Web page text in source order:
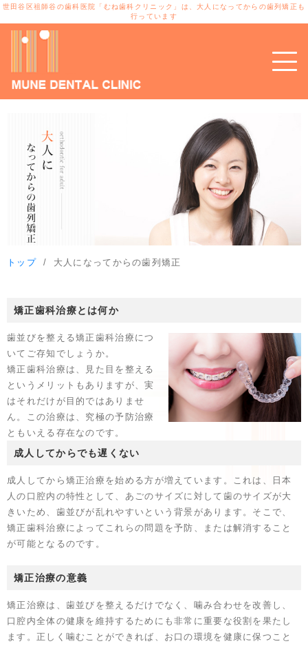
世田谷区祖師谷の歯科医院「むね歯科クリニック」は、大人になってからの歯列矯正も
行っています
トップ 大人になってからの歯列矯正
矯正歯科治療とは何か
歯並びを整える矯正歯科治療につ
いてご存知でしょうか。
矯正歯科治療は、見た目を整える
というメリットもありますが、実
はそれだけが目的ではありませ
ん。この治療は、究極の予防治療
ともいえる存在なのです。
成人してからでも遅くない
成人してから矯正治療を始める方が増えています。これは、日本
人の口腔内の特性として、あごのサイズに対して歯のサイズが大
きいため、歯並びが乱れやすいという背景があります。そこで、
矯正歯科治療によってこれらの問題を予防、または解消すること
が可能となるのです。
矯正治療の意義
矯正治療は、歯並びを整えるだけでなく、噛み合わせを改善し、
口腔内全体の健康を維持するためにも非常に重要な役割を果たし
ます。正しく噛むことができれば、お口の環境を健康に保つこと